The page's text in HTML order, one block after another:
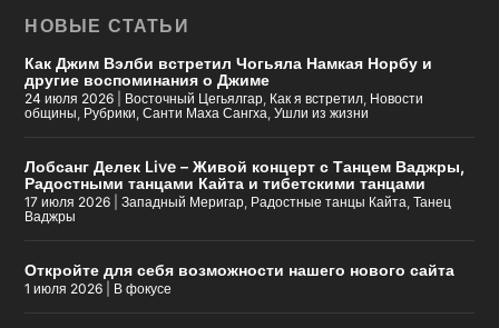
НОВЫЕ СТАТЬИ
Как Джим Вэлби встретил Чогьяла Намкая Норбу и
другие воспоминания о Джиме
24 июля 2026 Восточный Цегьялгар, Как я встретил, Новости
общины, Рубрики,Санти Маха Сангха,Ушли из жизни
Лобсанг Делек Live – Живой концерт с Танцем Ваджры,
Радостными танцами Кайта и тибетскими танцами
17 июля 2026 |Западный Меригар, Радостные танцы Кайта,Танец
Ваджры
Откройте для себя возможности нашего нового сайта
1 июля 2026 В фокусе